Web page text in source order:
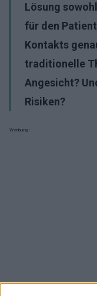
Lösung
für den
Kontakts
traditionelle
Angesicht?
Risiken?
Werbung: